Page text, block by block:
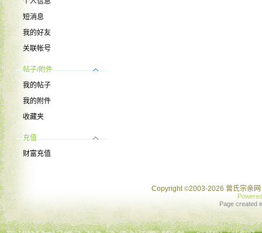
短消息
我的好友
关联帐号
帖子/附件
我的帖子
我的附件
收藏夹
充值
财富充值
Copyright©2003-2026 曾氏宗亲
Page created